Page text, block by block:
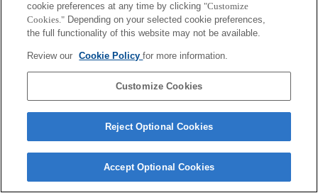
Si acoplas la [lente del tipo A-mount] usando un Adaptador Mount, la función de
ayuda MF no funciona automáticamente cuando giras el anillo del foco. Puedes
agrandar la imagen seleccionando la función [Focus Magnifier/Lupa de foco] o la
Copyright 2026 Sony Corporation
cookie preferences at any time by clicking "Customize
Cookies." Depending on your selected cookie preferences,
the full functionality of this website may not be available.
Review our Cookie Policyfor more information.
Customize Cookies
Reject Optional Cookies
Accept Optional Cookies